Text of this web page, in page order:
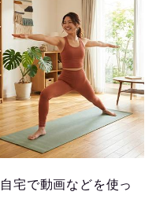
宅で動画などを使っ